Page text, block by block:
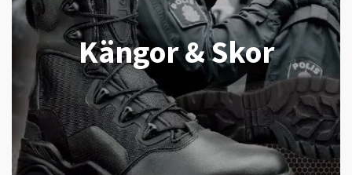
Kängor & Skor